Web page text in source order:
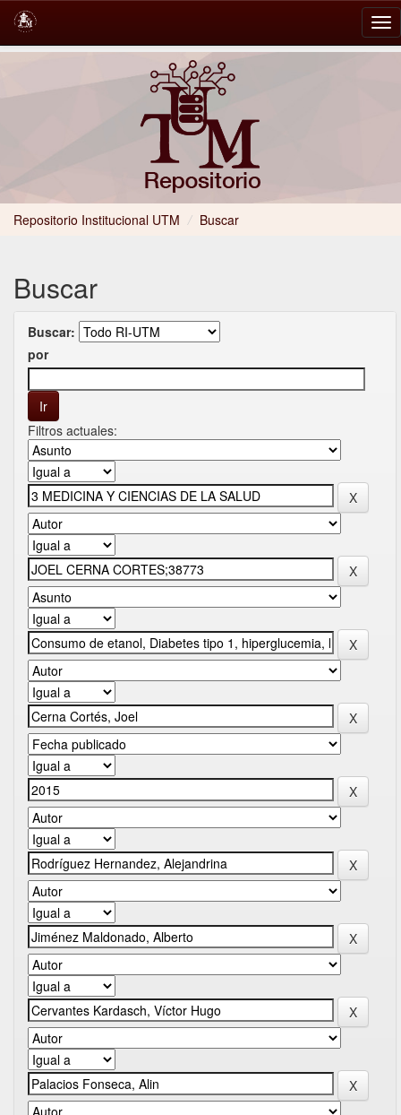
Repositorio Institucional UTM / Buscar
Buscar
Buscar:
por
Filtros actuales: